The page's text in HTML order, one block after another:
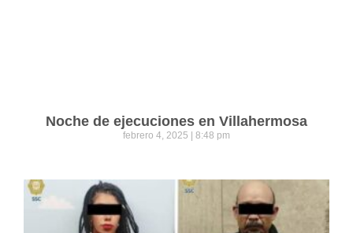
Noche de ejecuciones en Villahermosa
febrero 4, 2025 8:48 pm